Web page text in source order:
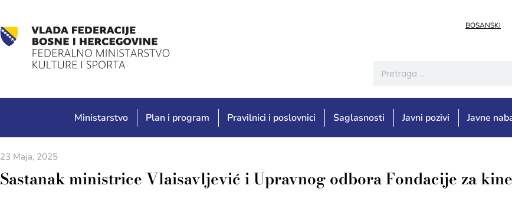
BOSANSKI
Ministarstvo Plan i program Pravilnici i poslovnici Saglasnosti Javni pozivi Javne
23 Maja, 2025
Sastanak ministrice Vlaisavljević i Upravnog odbora Fondacije za